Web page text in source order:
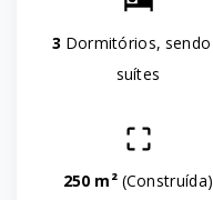
3 Dormitórios, sendo
suítes
250 m² (Construída)